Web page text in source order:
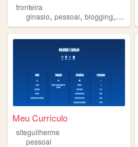
fronteira
ginasio, pessoal, blogging, politica
Meu Currículo
siteguilherme
pessoal